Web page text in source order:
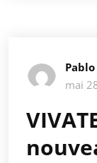
Pablo
mai